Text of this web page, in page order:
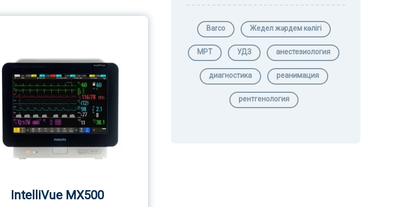
IntelliVue MX500
Barco Жедел жәрдем көлігі
МРТ УДЗ анестезиология
диагностика реанимация
рентгенология